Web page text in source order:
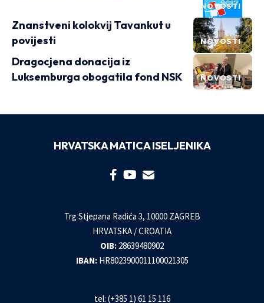
NOVOSTI
NOVOSTI
Znanstveni kolokvij Tavankut u
povijesti
NOVOSTI
Dragocjena donacija iz
Luksemburga obogatila fond NSK
HRVATSKA MATICA ISELJENIKA
Trg Stjepana Radića 3, 10000 ZAGREB
HRVATSKA / CROATIA
OIB: 28639480902
IBAN: HR8023900011100021305
tel: (+385 1) 61 15 116